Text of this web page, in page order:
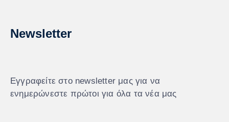
Newsletter
Εγγραφείτε στο newsletter μας για να
ενημερώνεστε πρώτοι για όλα τα νέα μας